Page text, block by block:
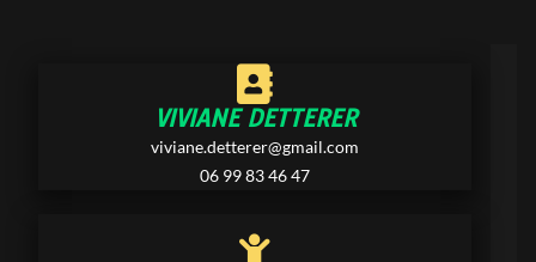
VIVIANE DETTERER
viviane.detterer@gmail.com
06 99 83 46 47